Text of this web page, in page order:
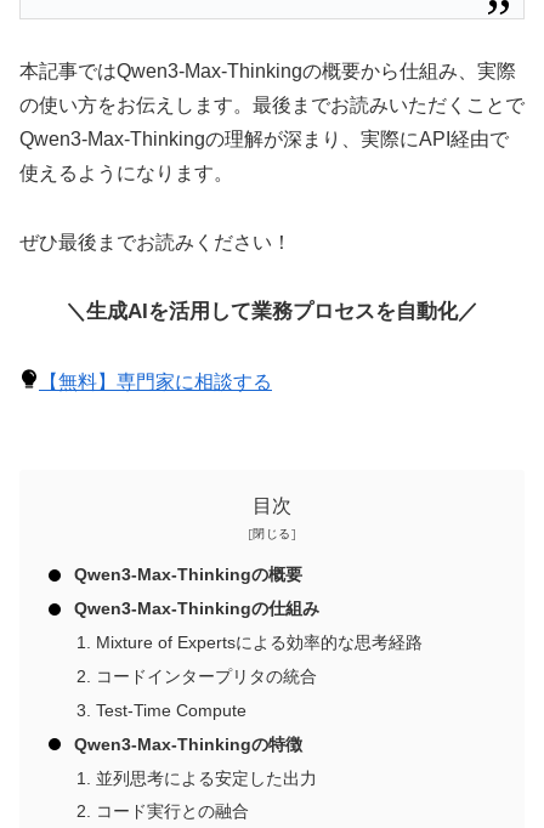
本記事ではQwen3-Max-Thinkingの概要から仕組み、実際
の使い方をお伝えします。最後までお読みいただくことで
Qwen3-Max-Thinkingの理解が深まり、実際にAPI経由で
使えるようになります。
ぜひ最後までお読みください！
＼生成AIを活用して業務プロセスを自動化／
【無料】専門家に相談する
目次
Qwen3-Max-Thinkingの概要
Qwen3-Max-Thinkingの仕組み
Mixture of Expertsによる効率的な思考経路
コードインタープリタの統合
Test-Time Compute
Qwen3-Max-Thinkingの特徴
並列思考による安定した出力
コード実行との融合